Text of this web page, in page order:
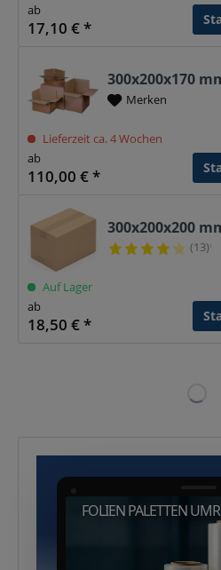
ab
17,10 € *
300x200x170
Merken
Lieferzeit ca. 4 Wochen
ab
110,00 € *
300x200x200
(13)¹
Auf Lager
ab
18,50 € *
FOLIEN PALETTEN